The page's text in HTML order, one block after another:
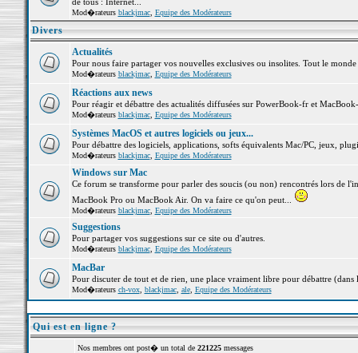
Mod�rateurs blackjmac, Equipe des Modérateurs
Divers
Actualités
Pour nous faire partager vos nouvelles exclusives ou insolites. Tout le
Mod�rateurs blackjmac, Equipe des Modérateurs
Réactions aux news
Pour réagir et débattre des actualités diffusées sur PowerBook-fr et
Mod�rateurs blackjmac, Equipe des Modérateurs
Systèmes MacOS et autres logiciels ou jeux...
Pour débattre des logiciels, applications, softs équivalents Mac/PC, jeux,
Mod�rateurs blackjmac, Equipe des Modérateurs
Windows sur Mac
Ce forum se transforme pour parler des soucis (ou non) rencontrés lors de
MacBook Pro ou MacBook Air. On va faire ce qu'on peut...
Mod�rateurs blackjmac, Equipe des Modérateurs
Suggestions
Pour partager vos suggestions sur ce site ou d'autres.
Mod�rateurs blackjmac, Equipe des Modérateurs
MacBar
Pour discuter de tout et de rien, une place vraiment libre pour débattre (dans
Mod�rateurs ch-vox, blackjmac, ale, Equipe des Modérateurs
Qui est en ligne ?
Nos membres ont post� un total de 221225messages